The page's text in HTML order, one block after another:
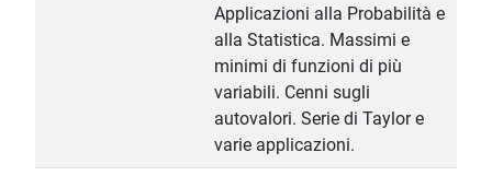
Applicazioni alla Probabilità e
alla Statistica. Massimi e
minimi di funzioni di più
variabili. Cenni sugli
autovalori. Serie di Taylor e
varie applicazioni.